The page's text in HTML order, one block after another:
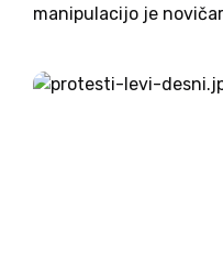
manipulacijo je
so se zbali, da bi
Roberta Goloba, kot